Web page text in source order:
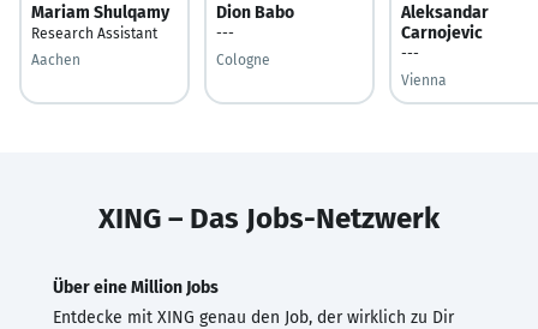
Mariam Shulqamy
Research Assistant
Aachen
Dion Babo
---
Cologne
Aleksandar
Carnojevic
---
Vienna
XING – Das Jobs-Netzwerk
Über eine Million Jobs
Entdecke mit XING genau den Job, der wirklich zu Dir